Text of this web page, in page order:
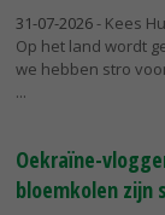
31-07-2026- Kees
Op het land wordt
we hebben stro
Oekraïne-
bloemkolen zijn